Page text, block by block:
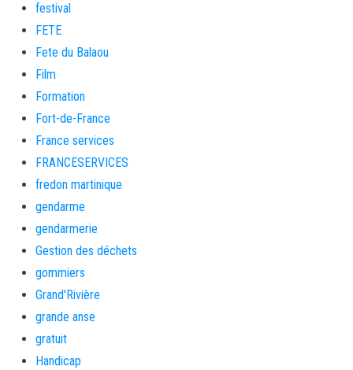
festival
FETE
Fete du Balaou
Film
Formation
Fort-de-France
France services
FRANCESERVICES
fredon martinique
gendarme
gendarmerie
Gestion des déchets
gommiers
Grand'Rivière
grande anse
gratuit
Handicap